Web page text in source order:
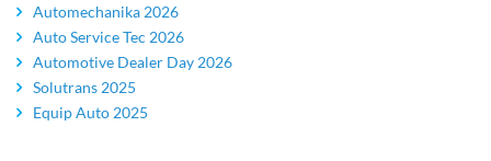
Automechanika 2026
Auto Service Tec 2026
Automotive Dealer Day 2026
Solutrans 2025
Equip Auto 2025